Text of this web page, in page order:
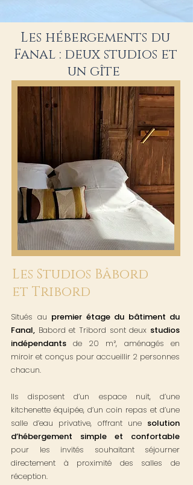
Les hébergements du
Fanal : deux studios et
un gîte
Situés au premier étage du bâtiment du
Fanal, Babord et Tribord sont deux studios
indépendants de 20 m², aménagés en
miroir et conçus pour accueillir 2 personnes
chacun.
Ils disposent d’un espace nuit, d’une
kitchenette équipée, d’un coin repas et d’une
salle d’eau privative, offrant une solution
d’hébergement simple et confortable
pour les invités souhaitant séjourner
directement à proximité des salles de
réception.
Les Studios Bâbord
et Tribord